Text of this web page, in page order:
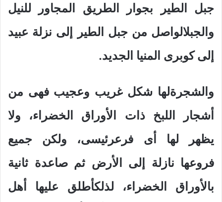
جبل الطير بجوار الطريق المجاور للنيل
والجبلالواصل من جبل الطير إلى نزلة عبيد
إلى كوبرى المنيا الجديد.
والشجرةلها شكل غريب وعجيب فهى من
أشجار اللبخ ذات الأوراق الخضراء، ولا
يظهر لها أى فرعرئيسى، ولكن جميع
فروعها نازلة إلى الأرض ثم صاعدة ثانية
بالأوراق الخضراء، لذلكأطلق عليها أهل